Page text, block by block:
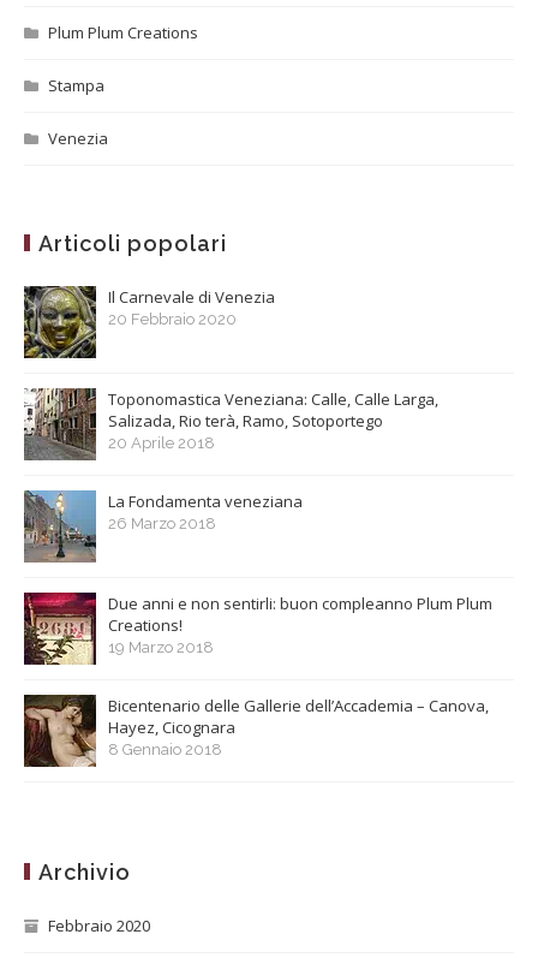
Plum Plum Creations
Stampa
Venezia
Articoli popolari
Il Carnevale di Venezia
20 Febbraio 2020
Toponomastica Veneziana: Calle, Calle Larga,
Salizada, Rio terà, Ramo, Sotoportego
20 Aprile 2018
La Fondamenta veneziana
26 Marzo 2018
Due anni e non sentirli: buon compleanno Plum Plum
Creations!
19 Marzo 2018
Bicentenario delle Gallerie dell’Accademia – Canova,
Hayez, Cicognara
8 Gennaio 2018
Archivio
Febbraio 2020